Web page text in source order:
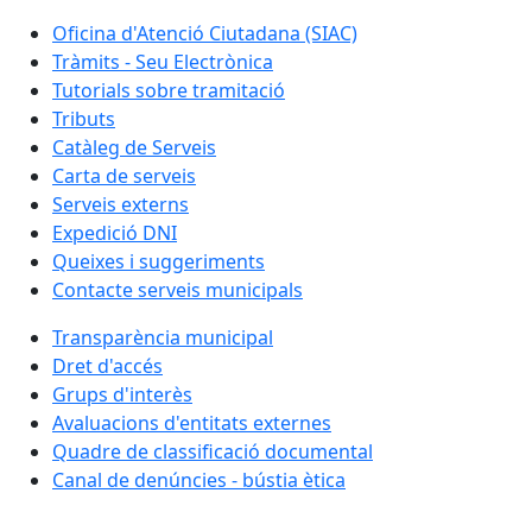
Oficina d'Atenció Ciutadana (SIAC)
Tràmits - Seu Electrònica
Tutorials sobre tramitació
Tributs
Catàleg de Serveis
Carta de serveis
Serveis externs
Expedició DNI
Queixes i suggeriments
Contacte serveis municipals
Transparència municipal
Dret d'accés
Grups d'interès
Avaluacions d'entitats externes
Quadre de classificació documental
Canal de denúncies - bústia ètica